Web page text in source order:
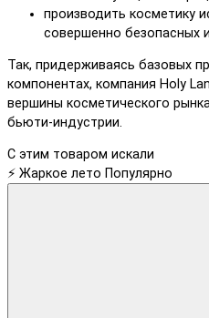
производить косметику
совершенно безопасных
Так, придерживаясь базовых
компонентах, компания Holy
вершины косметического
бьюти-индустрии.
С этим товаром искали
⚡ Жаркое лето Популярно